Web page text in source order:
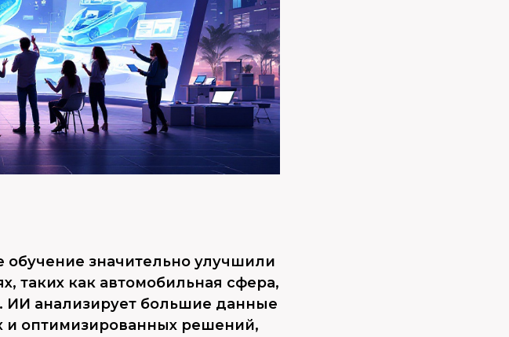
значительно улучшили
таких как автомобильная сфера,
ИИ анализирует большие данные
и оптимизированных решений,